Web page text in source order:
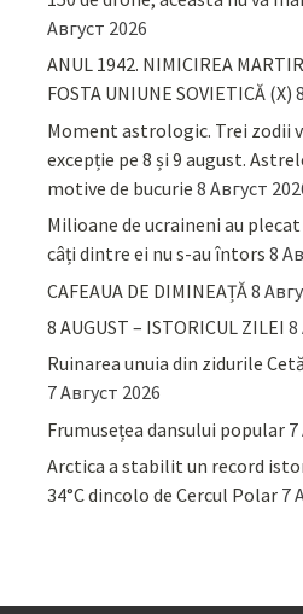
Август 2026
ANUL 1942. NIMICIREA
FOSTA UNIUNE SOVIETICĂ (X)
Moment astrologic. Trei zodii
excepție pe 8 și 9 august.
motive de bucurie 8 Август
Milioane de ucraineni au
câți dintre ei nu s-au întors 8
CAFEAUA DE DIMINEAȚĂ8
8 AUGUST – ISTORICUL ZILEI 8
Ruinarea unuia din zidurile
7 Август 2026
Frumusețea dansului popular 7
Arctica a stabilit un record
34°C dincolo de Cercul Polar 7